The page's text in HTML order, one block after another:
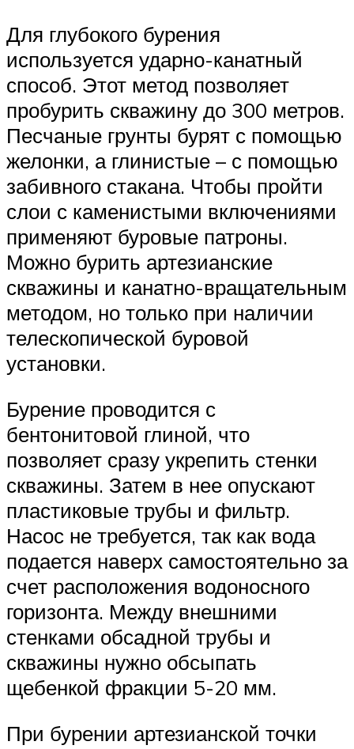
Для глубокого бурения
используется ударно-канатный
способ. Этот метод позволяет
пробурить скважину до 300 метров.
Песчаные грунты бурят с помощью
желонки, а глинистые – с помощью
забивного стакана. Чтобы пройти
слои с каменистыми включениями
применяют буровые патроны.
Можно бурить артезианские
скважины и канатно-вращательным
методом, но только при наличии
телескопической буровой
установки.
Бурение проводится с
бентонитовой глиной, что
позволяет сразу укрепить стенки
скважины. Затем в нее опускают
пластиковые трубы и фильтр.
Насос не требуется, так как вода
подается наверх самостоятельно за
счет расположения водоносного
горизонта. Между внешними
стенками обсадной трубы и
скважины нужно обсыпать
щебенкой фракции 5-20 мм.
При бурении артезианской точки